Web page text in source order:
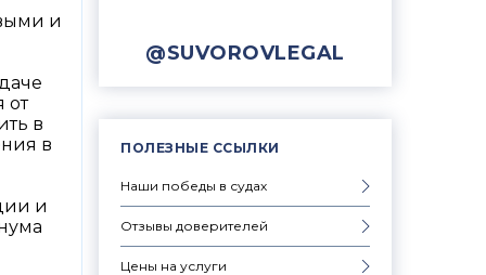
@SUVOROVLEGAL
ПОЛЕЗНЫЕ ССЫЛКИ
Наши победы в судах
Отзывы доверителей
Цены на услуги
и
от
в
в
и